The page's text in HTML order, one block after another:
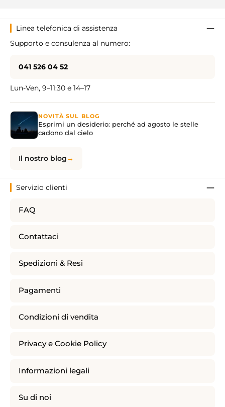
Linea telefonica di assistenza
Supporto e consulenza al numero:
041 526 04 52
Lun-Ven, 9–11:30 e 14–17
NOVITÀ SUL BLOG
Esprimi un desiderio: perché ad agosto le stelle
cadono dal cielo
Il nostro blog
Servizio clienti
FAQ
Contattaci
Spedizioni & Resi
Pagamenti
Condizioni di vendita
Privacy e Cookie Policy
Informazioni legali
Su di noi